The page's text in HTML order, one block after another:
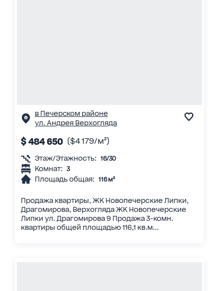
в Печерском районе
ул. Андрея Верхогляда
$ 484 650 ($4 179/м²)
Этаж/Этажность: 16/30
Комнат: 3
Площадь общая: 116 м²
Продажа квартиры, ЖК Новопечерские Липки,
Драгомирова, Верхогляда ЖК Новопечерские
Липки ул. Драгомирова 9 Продажа 3-комн.
квартиры общей площадью 116,1 кв.м...